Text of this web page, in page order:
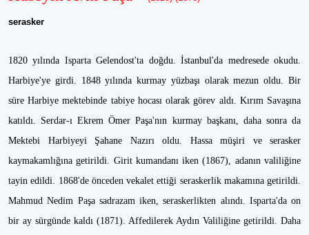
serasker
1820 yılında Isparta Gelendost'ta doğdu. İstanbul'da medresede okudu.
Harbiye'ye girdi. 1848 yılında kurmay yüzbaşı olarak mezun oldu. Bir
süre Harbiye mektebinde tabiye hocası olarak görev aldı. Kırım Savaşına
katıldı. Serdar-ı Ekrem Ömer Paşa'nın kurmay başkanı, daha sonra da
Mektebi Harbiyeyi Şahane Nazırı oldu. Hassa müşiri ve serasker
kaymakamlığına getirildi. Girit kumandanı iken (1867), adanın valiliğine
tayin edildi. 1868'de önceden vekalet ettiği seraskerlik makamına getirildi.
Mahmud Nedim Paşa sadrazam iken, seraskerlikten alındı. Isparta'da on
bir ay sürgünde kaldı (1871). Affedilerek Aydın Valiliğine getirildi. Daha